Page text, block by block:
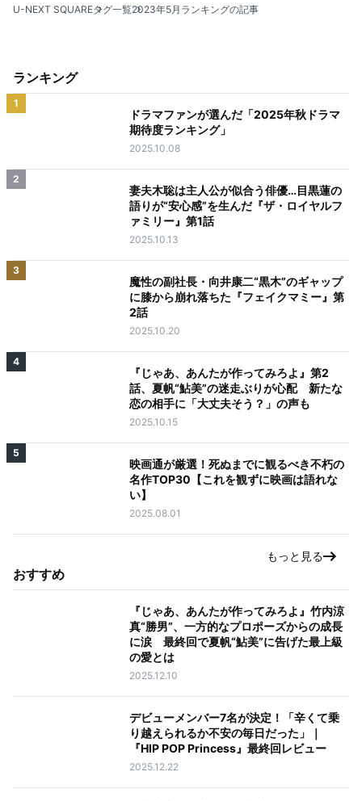
U-NEXT SQUAREタグ一覧2023年5月ランキングの記事
ランキング
1
ドラマファンが選んだ「2025年秋ドラマ
期待度ランキング」
2025.10.08
2
妻夫木聡は主人公が似合う俳優…目黒蓮の
語りが“安心感”を生んだ『ザ・ロイヤルフ
ァミリー』第1話
2025.10.13
3
魔性の副社長・向井康二“黒木”のギャップ
に膝から崩れ落ちた『フェイクマミー』第
2話
2025.10.20
4
『じゃあ、あんたが作ってみろよ』第2
話、夏帆“鮎美”の迷走ぶりが心配 新たな
恋の相手に「大丈夫そう？」の声も
2025.10.15
5
映画通が厳選！死ぬまでに観るべき不朽の
名作TOP30【これを観ずに映画は語れな
い】
2025.08.01
もっと見る
おすすめ
『じゃあ、あんたが作ってみろよ』竹内涼
真“勝男”、一方的なプロポーズからの成長
に涙 最終回で夏帆“鮎美”に告げた最上級
の愛とは
2025.12.10
デビューメンバー7名が決定！「辛くて乗
り越えられるか不安の毎日だった」｜
『HIP POP Princess』最終回レビュー
2025.12.22